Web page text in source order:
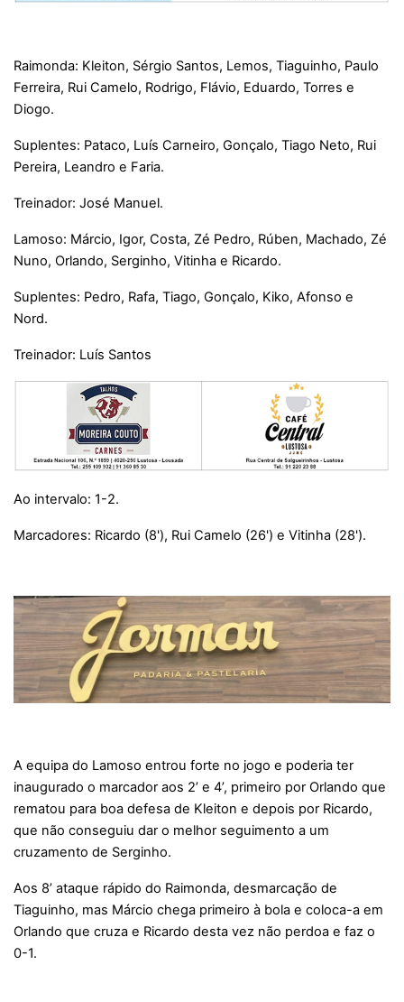
Raimonda: Kleiton, Sérgio Santos, Lemos, Tiaguinho, Paulo
Ferreira, Rui Camelo, Rodrigo, Flávio, Eduardo, Torres e
Diogo.
Suplentes: Pataco, Luís Carneiro, Gonçalo, Tiago Neto, Rui
Pereira, Leandro e Faria.
Treinador: José Manuel.
Lamoso: Márcio, Igor, Costa, Zé Pedro, Rúben, Machado, Zé
Nuno, Orlando, Serginho, Vitinha e Ricardo.
Suplentes: Pedro, Rafa, Tiago, Gonçalo, Kiko, Afonso e
Nord.
Treinador: Luís Santos
Ao intervalo: 1-2.
Marcadores: Ricardo (8'), Rui Camelo (26') e Vitinha (28').
A equipa do Lamoso entrou forte no jogo e poderia ter
inaugurado o marcador aos 2’ e 4’, primeiro por Orlando que
rematou para boa defesa de Kleiton e depois por Ricardo,
que não conseguiu dar o melhor seguimento a um
cruzamento de Serginho.
Aos 8’ ataque rápido do Raimonda, desmarcação de
Tiaguinho, mas Márcio chega primeiro à bola e coloca-a em
Orlando que cruza e Ricardo desta vez não perdoa e faz o
0-1.